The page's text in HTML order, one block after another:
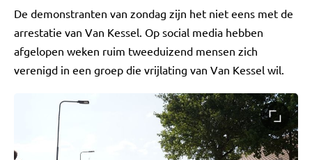
De demonstranten van zondag zijn het niet eens met de
arrestatie van Van Kessel. Op social media hebben
afgelopen weken ruim tweeduizend mensen zich
verenigd in een groep die vrijlating van Van Kessel wil.